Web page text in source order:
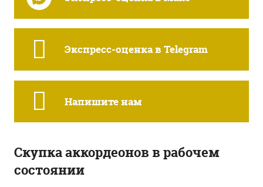
Скупка аккордеонов в рабочем
состоянии
Экспресс-оценка в Telegram
Напишите нам